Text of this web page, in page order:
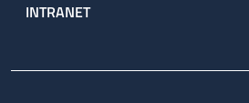
INTRANET